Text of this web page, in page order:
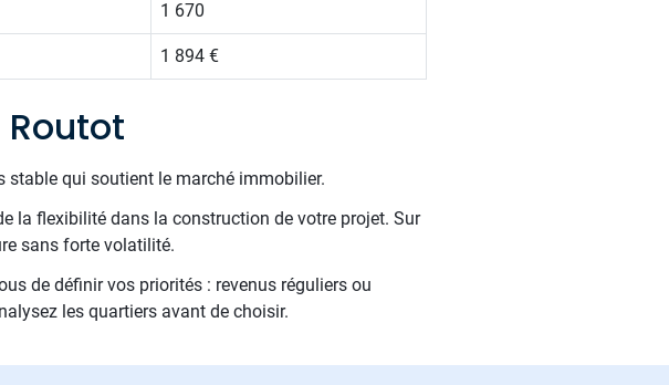
1 670
1 894 €
stable qui soutient le marché immobilier.
la flexibilité dans la construction de votre projet. Sur
sans forte volatilité.
de définir vos priorités : revenus réguliers ou
les quartiers avant de choisir.